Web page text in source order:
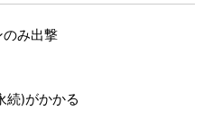
のみ出撃
続)がかかる